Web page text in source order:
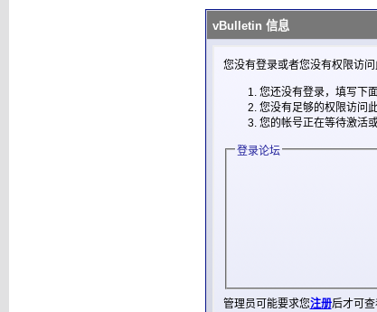
vBulletin 信息
您没有登录或者您没有权限访
您还没有登录，填写下
您没有足够的权限访问
您的帐号正在等待激活
登录论坛
管理员可能要求您注册后才可查